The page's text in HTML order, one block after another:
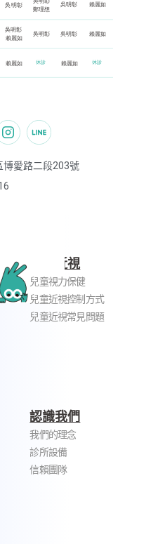
博愛路二段203號
兒童近視
兒童視力保健
兒童近視控制方式
兒童近視常見問題
認識我們
我們的理念
診所設備
信賴團隊